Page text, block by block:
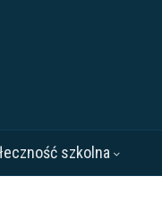
szkolna